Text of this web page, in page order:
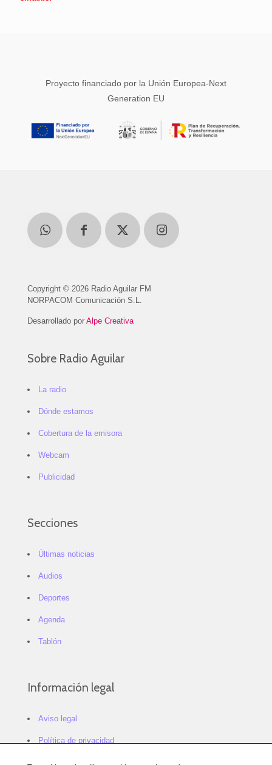
Proyecto financiado por la Unión Europea-Next
Generation EU
Copyright © 2026 Radio Aguilar FM
NORPACOM Comunicación S.L.
Desarrollado por Alpe Creativa
Sobre Radio Aguilar
La radio
Dónde estamos
Cobertura de la emisora
Webcam
Publicidad
Secciones
Últimas noticias
Audios
Deportes
Agenda
Tablón
Información legal
Aviso legal
Política de privacidad
Política de cookies